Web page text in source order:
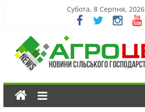
Субота, 8 Серпня, 2026